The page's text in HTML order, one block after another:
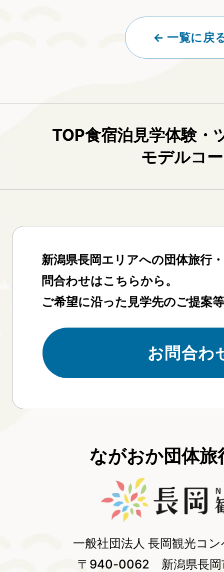
← 一覧に戻
TOP食宿泊見学体験・
モデルコ
ながおか団体旅
一般社団法人 長岡観光コ
〒940-0062 新潟県長岡
新潟県長岡エリアへの団体旅行
問合わせはこちらから。
ご希望に沿った見学先のご提案
お問合わ